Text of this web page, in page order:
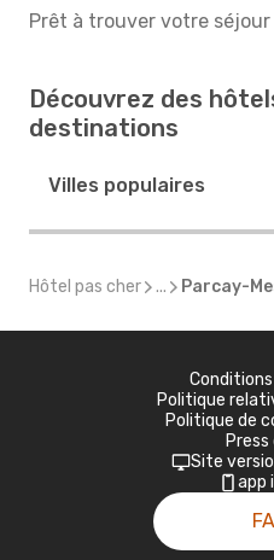
Prêt à trouver votre
Découvrez des
destinations
Villes populaires
Hôtel pas cher ... Parcay-
Politique
Politique de
Site
app